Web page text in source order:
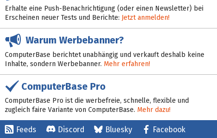
Erhalte eine Push-Benachrichtigung (oder einen Newsletter) bei
Erscheinen neuer Tests und Berichte: Jetzt anmelden!
Warum Werbebanner?
ComputerBase berichtet unabhängig und verkauft deshalb keine
Inhalte, sondern Werbebanner. Mehr erfahren!
ComputerBase Pro
ComputerBase Pro ist die werbefreie, schnelle, flexible und
zugleich faire Variante von ComputerBase. Mehr dazu!
Feeds Discord Bluesky
Facebook